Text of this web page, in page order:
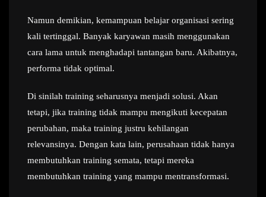
Namun demikian, kemampuan belajar organisasi sering
kali tertinggal. Banyak karyawan masih menggunakan
cara lama untuk menghadapi tantangan baru. Akibatnya,
performa tidak optimal.
Di sinilah training seharusnya menjadi solusi. Akan
tetapi, jika training tidak mampu mengikuti kecepatan
perubahan, maka training justru kehilangan
relevansinya. Dengan kata lain, perusahaan tidak hanya
membutuhkan training semata, tetapi mereka
membutuhkan training yang mampu mentransformasi.